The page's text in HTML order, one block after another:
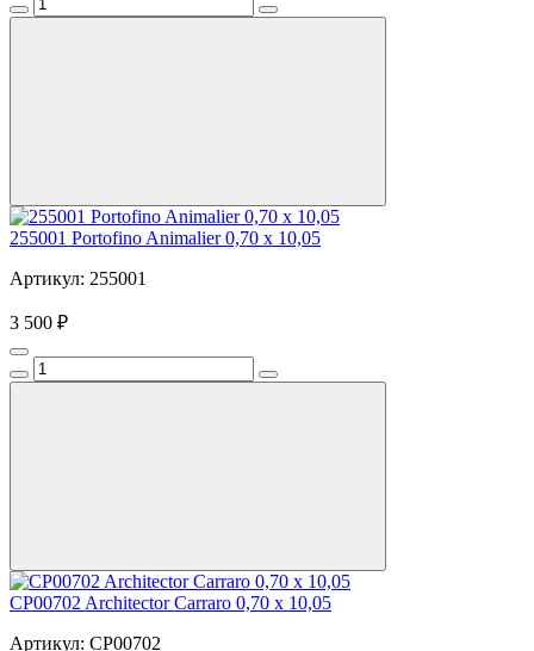
255001 Portofino Animalier 0,70 x 10,05
Артикул: 255001
3 500 ₽
CP00702 Architector Carraro 0,70 x 10,05
Артикул: CP00702